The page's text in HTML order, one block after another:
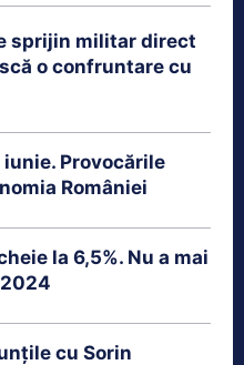
sprijin militar direct
o confruntare cu
Provocările
României
la 6,5%. Nu a mai
cu Sorin